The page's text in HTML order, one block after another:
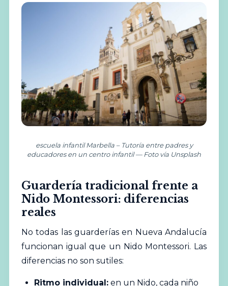
escuela infantil Marbella – Tutoría entre padres y
educadores en un centro infantil — Foto vía Unsplash
Guardería tradicional frente a
Nido Montessori: diferencias
reales
No todas las guarderías en Nueva Andalucía
funcionan igual que un Nido Montessori. Las
diferencias no son sutiles:
Ritmo individual: en un Nido, cada niño